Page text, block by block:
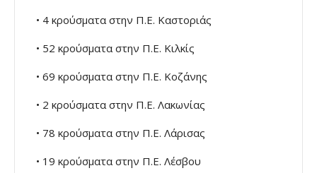
• 4 κρούσματα στην Π.Ε. Καστοριάς
• 52 κρούσματα στην Π.Ε. Κιλκίς
• 69 κρούσματα στην Π.Ε. Κοζάνης
• 2 κρούσματα στην Π.Ε. Λακωνίας
• 78 κρούσματα στην Π.Ε. Λάρισας
• 19 κρούσματα στην Π.Ε. Λέσβου